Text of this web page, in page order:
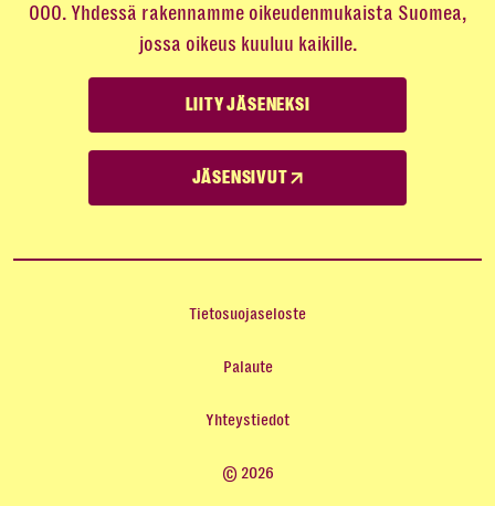
000. Yhdessä rakennamme oikeudenmukaista Suomea,
jossa oikeus kuuluu kaikille.
LIITY JÄSENEKSI
JÄSENSIVUT
Tietosuojaseloste
Palaute
Yhteystiedot
© 2026